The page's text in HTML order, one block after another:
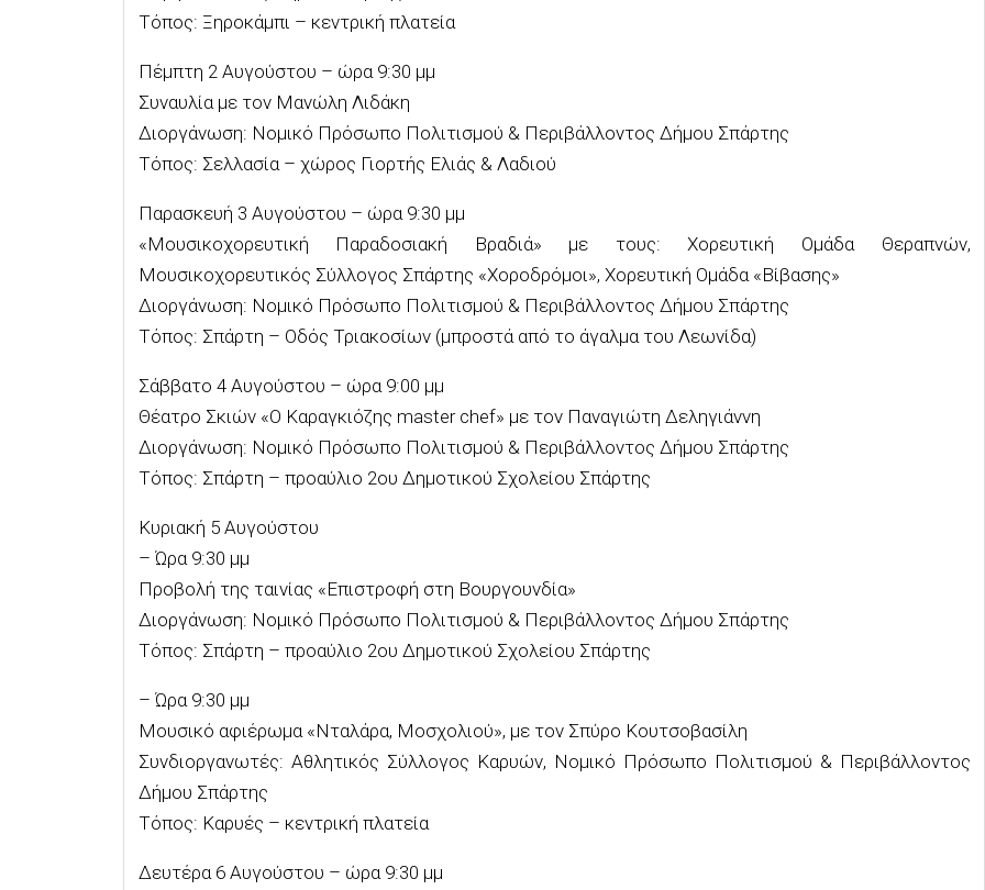
Τόπος: Ξηροκάμπι – κεντρική πλατεία
Πέμπτη 2 Αυγούστου – ώρα 9:30 μμ
Συναυλία με τον Μανώλη Λιδάκη
Διοργάνωση: Νομικό Πρόσωπο Πολιτισμού & Περιβάλλοντος Δήμου Σπάρτης
Τόπος: Σελλασία – χώρος Γιορτής Ελιάς & Λαδιού
Παρασκευή 3 Αυγούστου – ώρα 9:30 μμ
«Μουσικοχορευτική Παραδοσιακή Βραδιά» με τους: Χορευτική Ομάδα Θεραπνών,
Μουσικοχορευτικός Σύλλογος Σπάρτης «Χοροδρόμοι», Χορευτική Ομάδα «Βίβασης»
Διοργάνωση: Νομικό Πρόσωπο Πολιτισμού & Περιβάλλοντος Δήμου Σπάρτης
Τόπος: Σπάρτη – Οδός Τριακοσίων (μπροστά από το άγαλμα του Λεωνίδα)
Σάββατο 4 Αυγούστου – ώρα 9:00 μμ
Θέατρο Σκιών «Ο Καραγκιόζης master chef» με τον Παναγιώτη Δεληγιάννη
Διοργάνωση: Νομικό Πρόσωπο Πολιτισμού & Περιβάλλοντος Δήμου Σπάρτης
Τόπος: Σπάρτη – προαύλιο 2ου Δημοτικού Σχολείου Σπάρτης
Κυριακή 5 Αυγούστου
– Ώρα 9:30 μμ
Προβολή της ταινίας «Επιστροφή στη Βουργουνδία»
Διοργάνωση: Νομικό Πρόσωπο Πολιτισμού & Περιβάλλοντος Δήμου Σπάρτης
Τόπος: Σπάρτη – προαύλιο 2ου Δημοτικού Σχολείου Σπάρτης
– Ώρα 9:30 μμ
Μουσικό αφιέρωμα «Νταλάρα, Μοσχολιού», με τον Σπύρο Κουτσοβασίλη
Συνδιοργανωτές: Αθλητικός Σύλλογος Καρυών, Νομικό Πρόσωπο Πολιτισμού & Περιβάλλοντος
Δήμου Σπάρτης
Τόπος: Καρυές – κεντρική πλατεία
Δευτέρα 6 Αυγούστου – ώρα 9:30 μμ